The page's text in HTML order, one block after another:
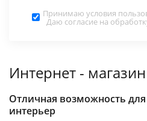
Принимаю условия
Даю согласие на
Интернет - магазин
Отличная возможность
интерьер